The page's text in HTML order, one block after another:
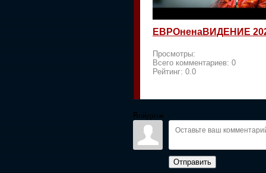
ЕВРОненаВИДЕНИЕ
Просмотры:
Всего комментариев: 0
Рейтинг: 0.0
Войдите:
Отправить